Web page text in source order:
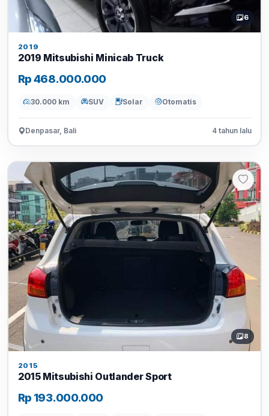
6
2019
2019 Mitsubishi Minicab Truck
Rp 468.000.000
30.000 km SUV Solar Otomatis
Denpasar, Bali 4 tahun lalu
8
2015
2015 Mitsubishi Outlander Sport
Rp 193.000.000